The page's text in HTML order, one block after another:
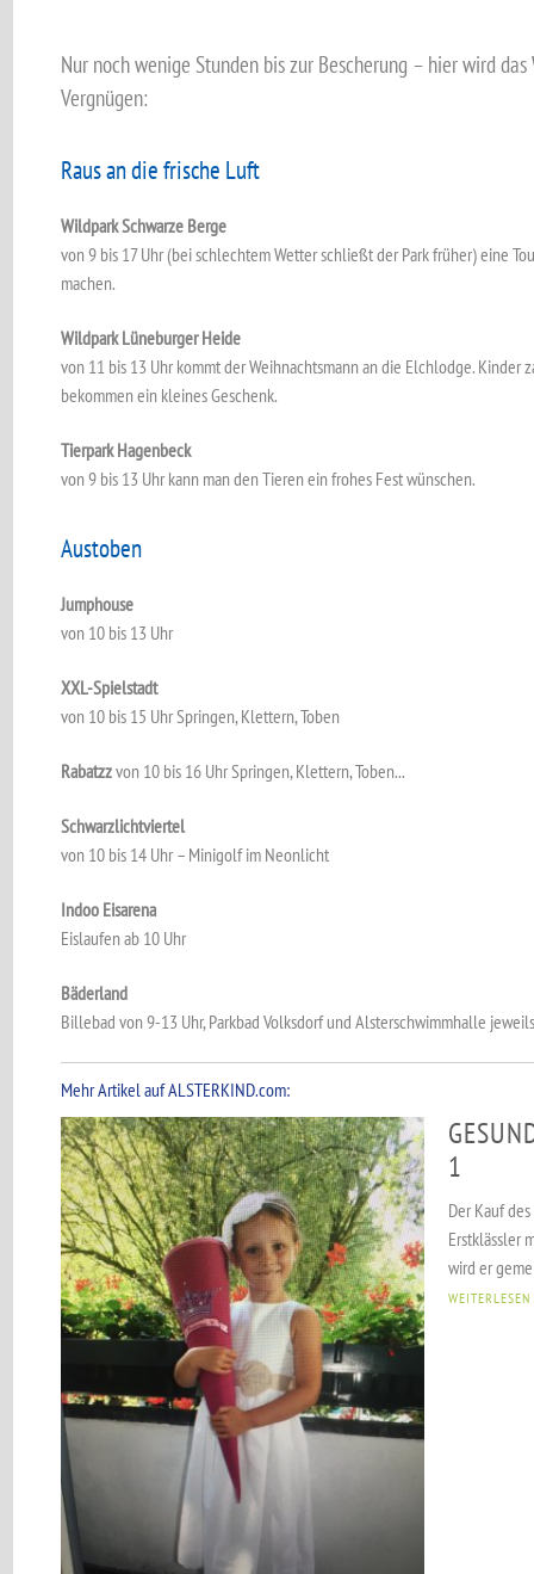
Nur noch wenige Stunden bis zur Bescherung – hier wird
Vergnügen:
Raus an die frische Luft
Wildpark Schwarze Berge
von 9 bis 17 Uhr (bei schlechtem Wetter schließt der Park früher) eine
machen.
Wildpark Lüneburger Heide
von 11 bis 13 Uhr kommt der Weihnachtsmann an die Elchlodge. Kinder
bekommen ein kleines Geschenk.
Tierpark Hagenbeck
von 9 bis 13 Uhr kann man den Tieren ein frohes Fest wünschen.
Austoben
Jumphouse
von 10 bis 13 Uhr
XXL-Spielstadt
von 10 bis 15 Uhr Springen, Klettern, Toben
Rabatzzvon 10 bis 16 Uhr Springen, Klettern, Toben...
Schwarzlichtviertel
von 10 bis 14 Uhr – Minigolf im Neonlicht
Indoo Eisarena
Eislaufen ab 10 Uhr
Bäderland
Billebad von 9-13 Uhr, Parkbad Volksdorf und Alsterschwimmhalle
Mehr Artikel auf ALSTERKIND.com:
1
Der Kauf
Erstklässler
wird er
WEITERLESEN